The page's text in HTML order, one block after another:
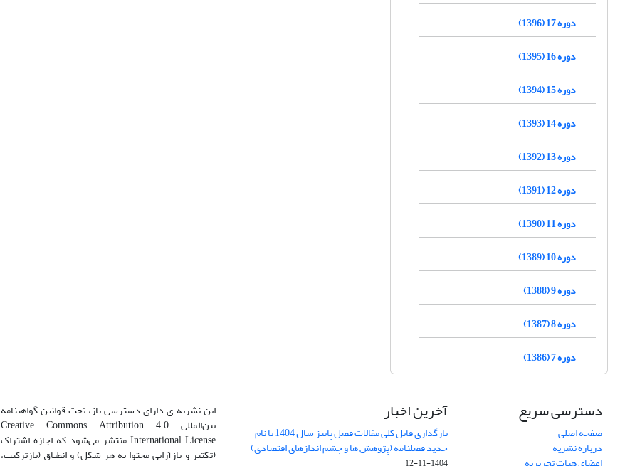
دوره 17 (1396)
دوره 16 (1395)
دوره 15 (1394)
دوره 14 (1393)
دوره 13 (1392)
دوره 12 (1391)
دوره 11 (1390)
دوره 10 (1389)
دوره 9 (1388)
دوره 8 (1387)
دوره 7 (1386)
دسترسی سریع
صفحه اصلی
درباره نشریه
آخرین اخبار
بارگذاری فایل کلی مقالات فصل پاییز سال 1404 با نام
جدید فصلنامه (پژوهش ها و چشم اندازهای اقتصادی)
این نشریه ی دارای دسترسی باز، تحت قوانین گواهینامه
بین‌المللی Creative Commons Attribution 4.0
International License منتشر می‌شود که اجازه اشتراک
(تکثیر و بازآرایی محتوا به هر شکل) و انطباق (بازترکیب،